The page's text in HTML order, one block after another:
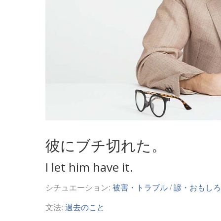
彼にブチ切れた。
I let him have it.
シチュエーション: 被害・トラブル/諺・おもし
文法: 過去のこと